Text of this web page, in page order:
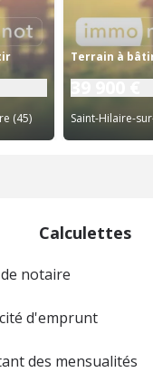
(45)
Terrain à
Calculettes
notaire
d'emprunt
des mensualités